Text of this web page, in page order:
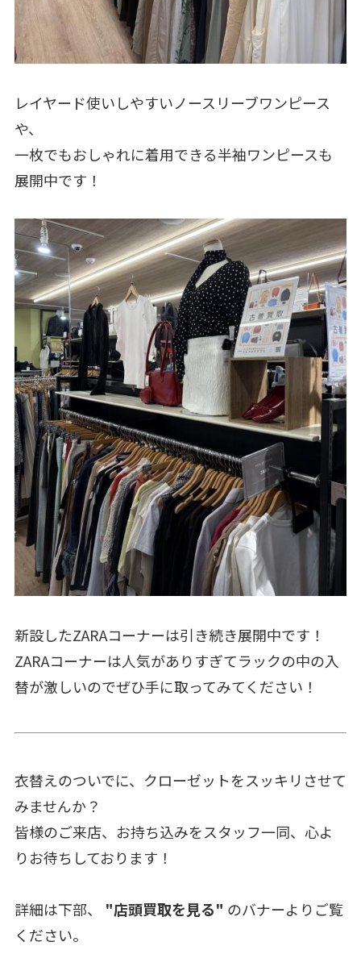
レイヤード使いしやすいノースリーブワンピース
や、
一枚でもおしゃれに着用できる半袖ワンピースも
展開中です！
新設したZARAコーナーは引き続き展開中です！
ZARAコーナーは人気がありすぎてラックの中の入
替が激しいのでぜひ手に取ってみてください！
衣替えのついでに、クローゼットをスッキリさせて
みませんか？
皆様のご来店、お持ち込みをスタッフ一同、心よ
りお待ちしております！
詳細は下部、 "店頭買取を見る" のバナーよりご覧
ください。